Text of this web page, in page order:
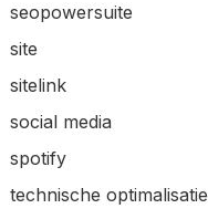
seopowersuite
site
sitelink
social media
spotify
technische optimalisatie